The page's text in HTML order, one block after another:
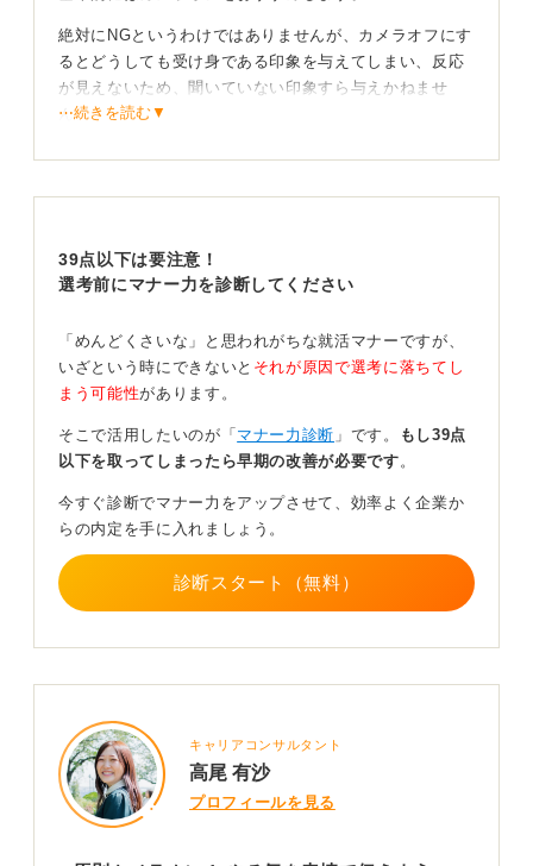
絶対にNGというわけではありませんが、カメラオフにす
るとどうしても受け身である印象を与えてしまい、反応
が見えないため、聞いていない印象すら与えかねませ
ん。
場でのアピールのタイミングを失います。
企業側としてはカメラオンにしている参加者に目がいく
で好印象を与えることができます。
また、大人数だからカメラオフにしても気づかれないと
ることも想定されるでしょう。
まうなど、やむをえない場合には、事前に一言伝えまし
ょう。
事情を伝えて、カメラオフで参加をしても問題ないか確
認したうえで、参加中はチャットでの質問や質疑応答で
残すことが大事です。
えてカメラオンで参加する方が良いといえます。
0
⋯続きを読む▼
39点以下は要注意！
選考前にマナー力を診断してください
「めんどくさいな」と思われがちな就活マナーですが、
いざという時にできないと それが原因で選考に落ちてし
まう可能性があります。
そこで活用したいのが「 マナー力診断 」です。
もし39点
以下を取ってしまったら早期の改善が必要です 。
今すぐ診断でマナー力をアップさせて、効率よく企業か
らの内定を手に入れましょう。
診断スタート（無料）
キャリアコンサルタント
高尾 有沙
プロフィールを見る